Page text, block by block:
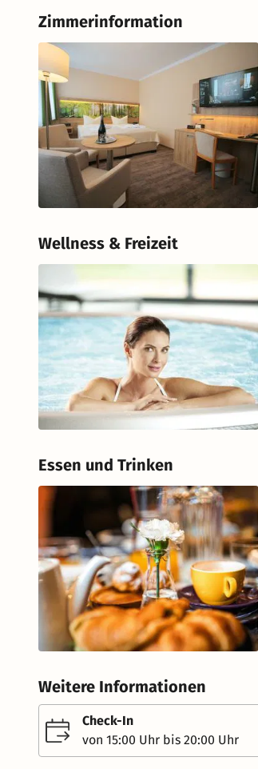
Zimmerinformation
Wellness & Freizeit
Essen und Trinken
Weitere Informationen
Check-In
von 15:00 Uhr bis 20:00 Uhr